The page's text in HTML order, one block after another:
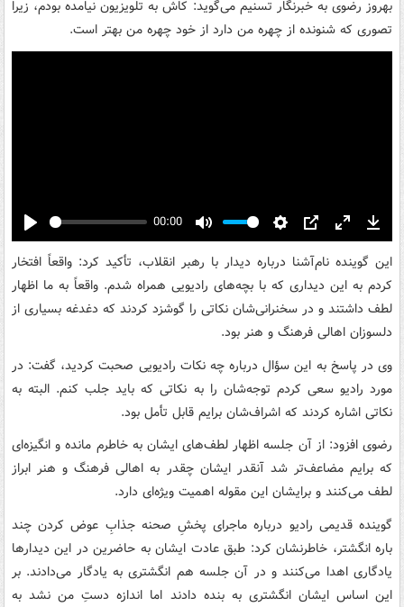
بهروز رضوی به خبرنگار تسنیم می‌گوید: کاش به تلویزیون نیامده بودم، زیرا
تصوری که شنونده از چهره من دارد از خود چهره من بهتر است.
Play
00:00
Mute Settings
PIP Enter
fullscreen
این گوینده نام‌آشنا درباره دیدار با رهبر انقلاب، تأکید کرد: واقعاً افتخار
کردم به این دیداری که با بچه‌های رادیویی همراه شدم. واقعاً به ما اظهار
لطف داشتند و در سخنرانی‌شان نکاتی را گوشزد کردند که دغدغه بسیاری از
دلسوزان اهالی فرهنگ و هنر بود.
وی در پاسخ به این سؤال درباره چه نکات رادیویی صحبت کردید، گفت: در
مورد رادیو سعی کردم توجه‌شان را به نکاتی که باید جلب کنم. البته به
نکاتی اشاره کردند که اشراف‌شان برایم قابل تأمل بود.
رضوی افزود: از آن جلسه اظهار لطف‌های ایشان به خاطرم مانده و انگیزه‌ای
که برایم مضاعف‌تر شد آنقدر ایشان چقدر به اهالی فرهنگ و هنر ابراز
لطف می‌کنند و برایشان این مقوله اهمیت ویژه‌ای دارد.
گوینده قدیمی رادیو درباره ماجرای پخشِ صحنه جذابِ عوض کردن چند
باره انگشتر، خاطرنشان کرد: طبق عادت ایشان به حاضرین در این دیدارها
یادگاری اهدا می‌کنند و در آن جلسه هم انگشتری به یادگار می‌دادند. بر
این اساس ایشان انگشتری به بنده دادند اما اندازه دستِ من نشد به